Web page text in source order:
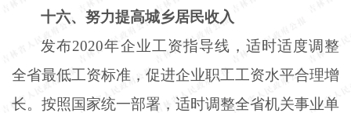
十六、努力提高城乡居民收入
发布2020年企业工资指导线，适时适度调整
全省最低工资标准，促进企业职工工资水平合理增
长。按照国家统一部署，适时调整全省机关事业单